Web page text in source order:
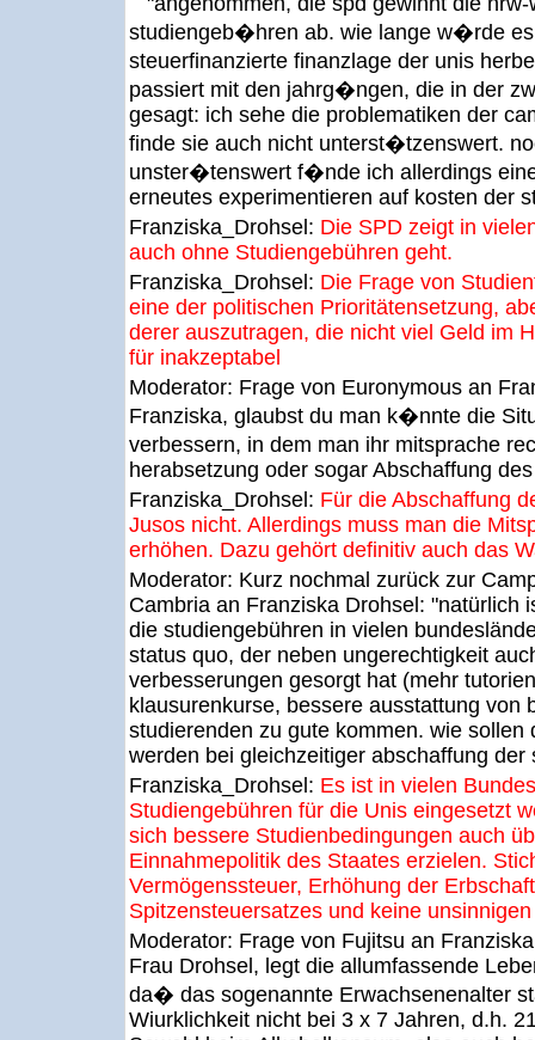
studiengeb�hren ab. wie lange w�rde
steuerfinanzierte finanzlage der unis
passiert mit den jahrg�ngen, die in der
gesagt: ich sehe die problematiken der
finde sie auch nicht unterst�tzenswert.
unster�tenswert f�nde ich allerdings
erneutes experimentieren auf kosten der
Franziska_Drohsel: Die SPD zeigt in
auch ohne Studiengebühren geht.
Franziska_Drohsel: Die Frage von
eine der politischen Prioritätensetzung,
derer auszutragen, die nicht viel Geld im
für inakzeptabel
Moderator: Frage von Euronymous an
Franziska, glaubst du man k�nnte die
verbessern, in dem man ihr mitsprache
herabsetzung oder sogar Abschaffung
Franziska_Drohsel: Für die Abschaffung
Jusos nicht. Allerdings muss man die
erhöhen. Dazu gehört definitiv auch das
Moderator: Kurz nochmal zurück zur
Cambria an Franziska Drohsel: "natürlich
die studiengebühren in vielen
status quo, der neben ungerechtigkeit
verbesserungen gesorgt hat (mehr
klausurenkurse, bessere ausstattung von
studierenden zu gute kommen. wie sollen
werden bei gleichzeitiger abschaffung der
Franziska_Drohsel: Es ist in vielen
Studiengebühren für die Unis eingesetzt
sich bessere Studienbedingungen auch
Einnahmepolitik des Staates erzielen.
Vermögenssteuer, Erhöhung der
Spitzensteuersatzes und keine
Moderator: Frage von Fujitsu an
Frau Drohsel, legt die allumfassende
da� das sogenannte Erwachsenenalter
Wiurklichkeit nicht bei 3 x 7 Jahren, d.h.